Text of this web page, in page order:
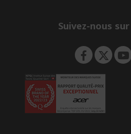
Suivez-nous